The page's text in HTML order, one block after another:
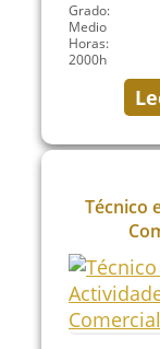
Grado:
Medio
Horas:
2000h
Técnico